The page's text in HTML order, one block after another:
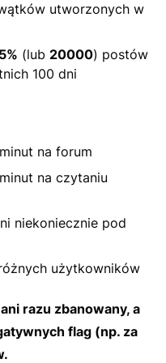
utworzonych w
(lub 20000) postów
100 dni
minut na forum
minut na czytaniu
niekoniecznie pod
użytkowników
razu zbanowany, a
flag (np. za